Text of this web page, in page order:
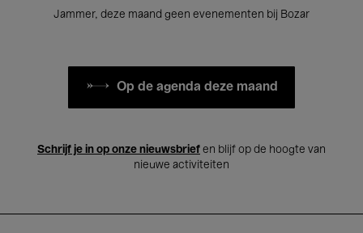
Jammer, deze maand geen evenementen bij Bozar
Op de agenda deze maand
Schrijf je in op onze nieuwsbrief en blijf op de hoogte van
nieuwe activiteiten